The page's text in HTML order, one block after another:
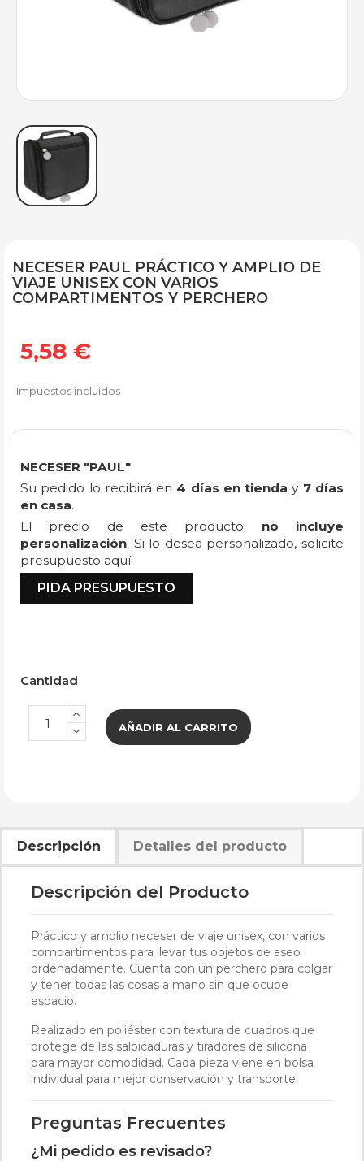
NECESER PAUL PRÁCTICO Y AMPLIO DE
VIAJE UNISEX CON VARIOS
COMPARTIMENTOS Y PERCHERO
5,58 €
Impuestos incluidos
NECESER "PAUL"
Su pedido lo recibirá en 4 días en tienda y 7 días
en casa.
El precio de este producto no incluye
personalización. Si lo desea personalizado, solicite
presupuesto aquí:
PIDA PRESUPUESTO
Cantidad
AÑADIR AL CARRITO
Descripción Detalles del producto
Descripción del Producto
Práctico y amplio neceser de viaje unisex, con varios
compartimentos para llevar tus objetos de aseo
ordenadamente. Cuenta con un perchero para colgar
y tener todas las cosas a mano sin que ocupe
espacio.
Realizado en poliéster con textura de cuadros que
protege de las salpicaduras y tiradores de silicona
para mayor comodidad. Cada pieza viene en bolsa
individual para mejor conservación y transporte.
Preguntas Frecuentes
¿Mi pedido es revisado?